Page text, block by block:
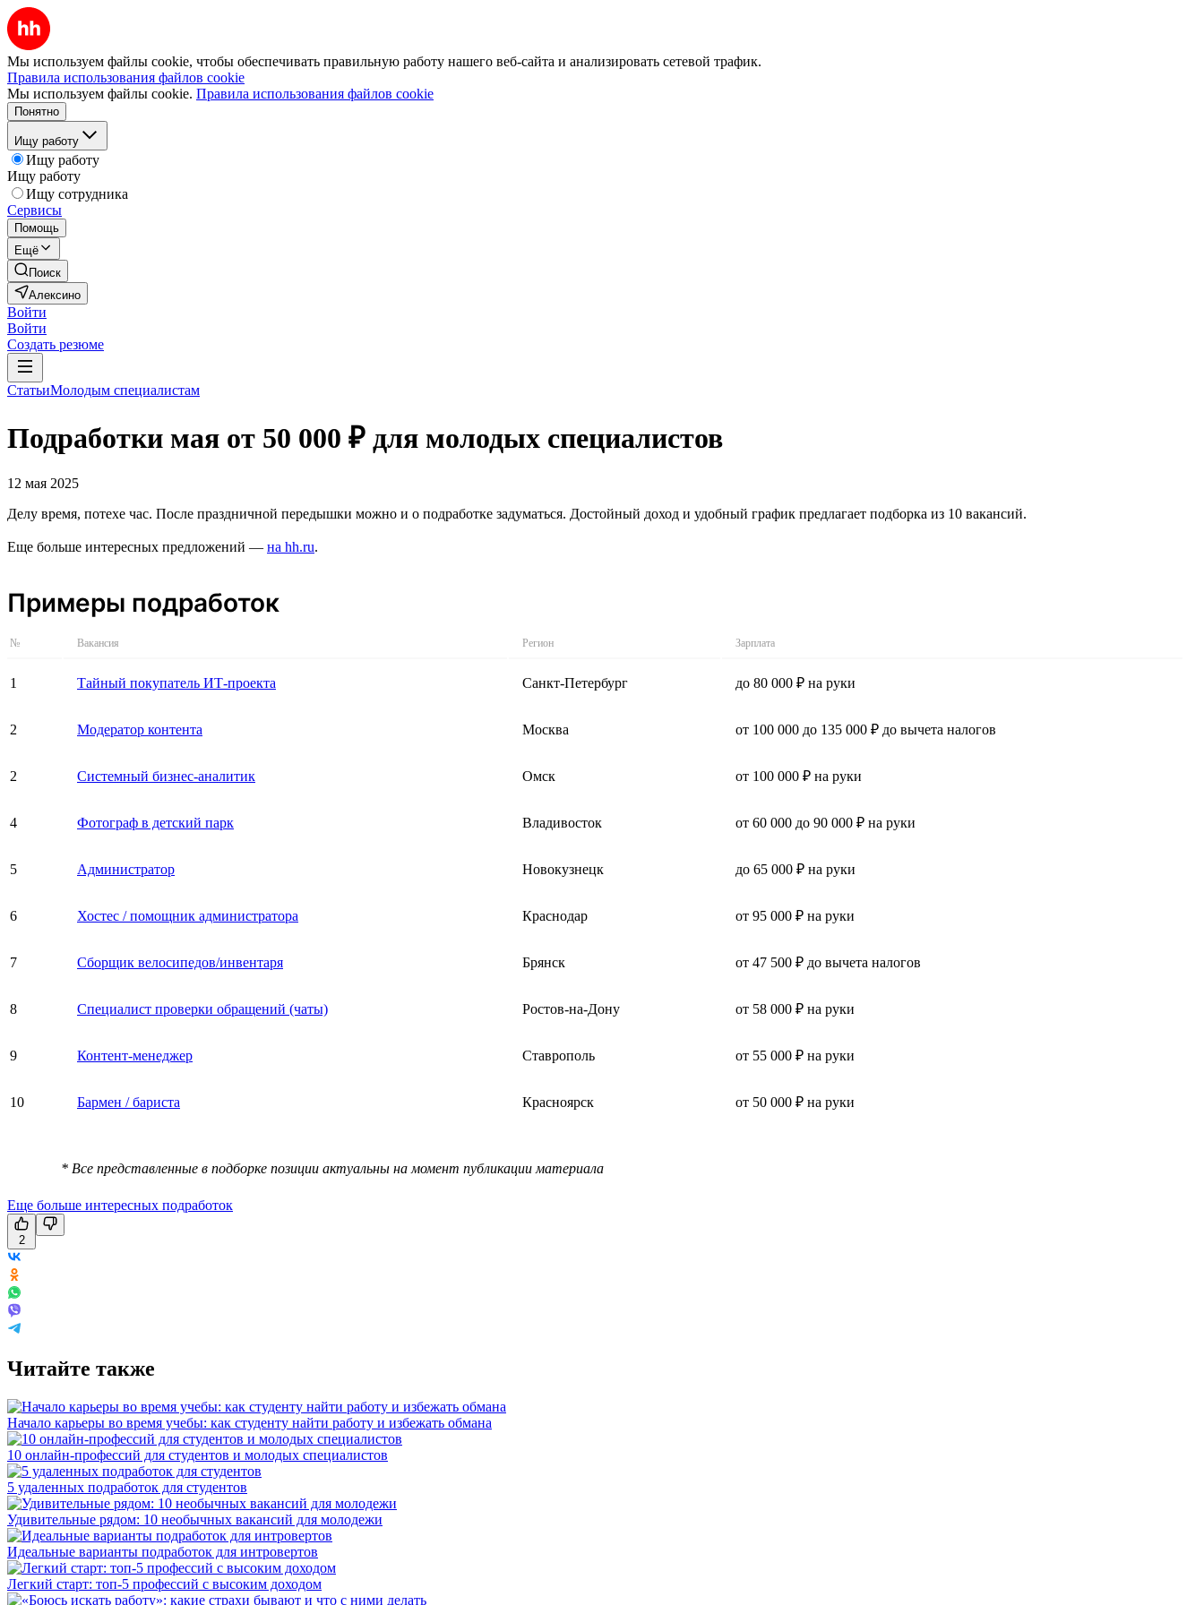
Мы используем файлы cookie, чтобы обеспечивать правильную работу нашего веб-сайта и анализировать сетевой трафик.
Правила использования файлов cookie
Мы используем файлы cookie. Правила использования файлов cookie
Понятно
Ищу работу
Ищу работу
Ищу работу
Ищу сотрудника
Сервисы
Помощь
Ещё
Поиск
Алексино
Войти
Войти
Создать резюме
СтатьиМолодым специалистам
Подработки мая от 50 000 ₽ для молодых специалистов
12 мая 2025
Делу время, потехе час. После праздничной передышки можно и о подработке задуматься. Достойный доход и удобный график предлагает подборка из 10 вакансий.
Еще больше интересных предложений — на hh.ru.
Примеры подработок
№ Вакансия Регион Зарплата
1 Тайный покупатель ИТ-проекта Санкт-Петербург до 80 000 ₽ на руки
2 Модератор контента Москва от 100 000 до 135 000 ₽ до вычета налогов
2 Системный бизнес-аналитик Омск от 100 000 ₽ на руки
4 Фотограф в детский парк Владивосток от 60 000 до 90 000 ₽ на руки
5 Администратор Новокузнецк до 65 000 ₽ на руки
6 Хостес / помощник администратора Краснодар от 95 000 ₽ на руки
7 Сборщик велосипедов/инвентаря Брянск от 47 500 ₽ до вычета налогов
8 Специалист проверки обращений (чаты) Ростов-на-Дону от 58 000 ₽ на руки
9 Контент-менеджер Ставрополь от 55 000 ₽ на руки
10 Бармен / бариста Красноярск от 50 000 ₽ на руки
* Все представленные в подборке позиции актуальны на момент публикации материала
Еще больше интересных подработок
2
Читайте также
Начало карьеры во время учебы: как студенту найти работу и избежать обмана
10 онлайн-профессий для студентов и молодых специалистов
5 удаленных подработок для студентов
Удивительные рядом: 10 необычных вакансий для молодежи
Идеальные варианты подработок для интровертов
Легкий старт: топ-5 профессий с высоким доходом